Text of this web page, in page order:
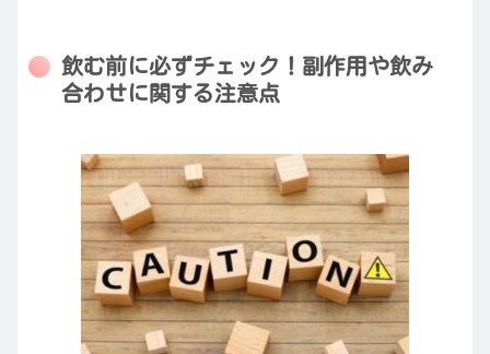
飲む前に必ずチェック！副作用や飲み
合わせに関する注意点